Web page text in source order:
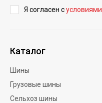
Я согласен сусловиями
Каталог
Шины
Грузовые шины
Сельхоз шины